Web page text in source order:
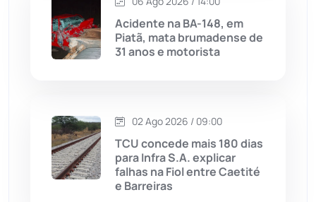
Matina
Mortugaba
Oliveira dos Brejinhos
Palmas de Monte Alto (260)
Acidente na BA-148, em
Piatã, mata brumadense de
31 anos e motorista
02 Ago 2026 / 09:00
TCU concede mais 180 dias
para Infra S.A. explicar
falhas na Fiol entre Caetité
e Barreiras